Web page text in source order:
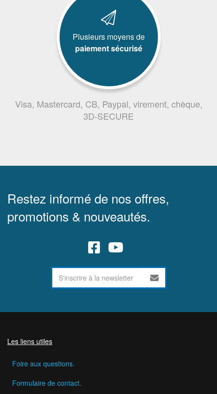
Plusieurs moyens de
paiement sécurisé
Visa, Mastercard, CB, Paypal, virement, chèque,
3D-SECURE
Restez informé de nos offres,
promotions & nouveautés.
Les liens utiles
Foire aux questions.
Formulaire de contact.